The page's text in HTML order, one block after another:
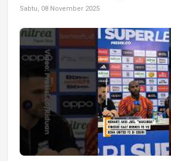
Sabtu, 08 November 2025